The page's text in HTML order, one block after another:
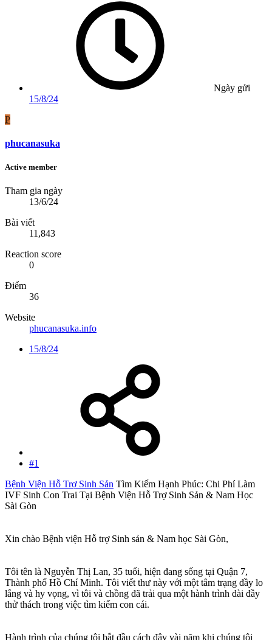
Ngày gửi
15/8/24
P
phucanasuka
Active member
Tham gia ngày
13/6/24
Bài viết
11,843
Reaction score
0
Điểm
36
Website
phucanasuka.info
15/8/24
#1
Bệnh Viện Hỗ Trợ Sinh Sản Tìm Kiếm Hạnh Phúc: Chi Phí Làm
IVF Sinh Con Trai Tại Bệnh Viện Hỗ Trợ Sinh Sản & Nam Học
Sài Gòn
Xin chào Bệnh viện Hỗ trợ Sinh sản & Nam học Sài Gòn,
Tôi tên là Nguyễn Thị Lan, 35 tuổi, hiện đang sống tại Quận 7,
Thành phố Hồ Chí Minh. Tôi viết thư này với một tâm trạng đầy lo
lắng và hy vọng, vì tôi và chồng đã trải qua một hành trình dài đầy
thử thách trong việc tìm kiếm con cái.
Hành trình của chúng tôi bắt đầu cách đây vài năm khi chúng tôi